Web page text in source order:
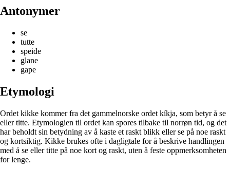
Antonymer
se
tutte
speide
glane
gape
Etymologi
Ordet kikke kommer fra det gammelnorske ordet kíkja, som betyr å se
eller titte. Etymologien til ordet kan spores tilbake til norrøn tid, og det
har beholdt sin betydning av å kaste et raskt blikk eller se på noe raskt
og kortsiktig. Kikke brukes ofte i dagligtale for å beskrive handlingen
med å se eller titte på noe kort og raskt, uten å feste oppmerksomheten
for lenge.